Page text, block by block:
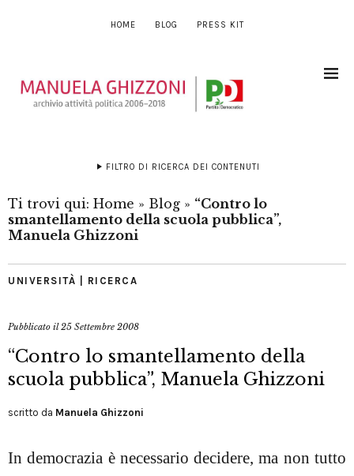
HOME BLOG PRESS KIT
FILTRO DI RICERCA DEI CONTENUTI
Ti trovi qui: Home » Blog » “Contro lo
smantellamento della scuola pubblica”,
Manuela Ghizzoni
UNIVERSITÀ | RICERCA
Pubblicato il25 Settembre 2008
“Contro lo smantellamento della
scuola pubblica”, Manuela Ghizzoni
scritto da Manuela Ghizzoni
In democrazia è necessario decidere, ma non tutto